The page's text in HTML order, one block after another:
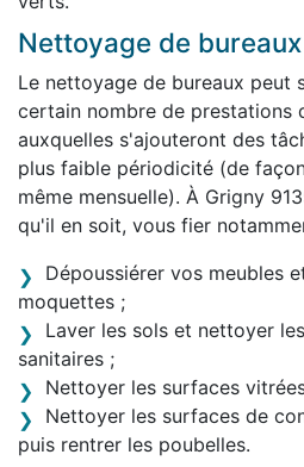
Nettoyage de bureaux
Le nettoyage de bureaux peut
certain nombre de prestations
auxquelles s'ajouteront des
plus faible périodicité (de
même mensuelle). À Grigny
qu'il en soit, vous fier
Dépoussiérer vos meubles
moquettes ;
Laver les sols et nettoyer
sanitaires ;
Nettoyer les surfaces
Nettoyer les surfaces de
puis rentrer les poubelles.